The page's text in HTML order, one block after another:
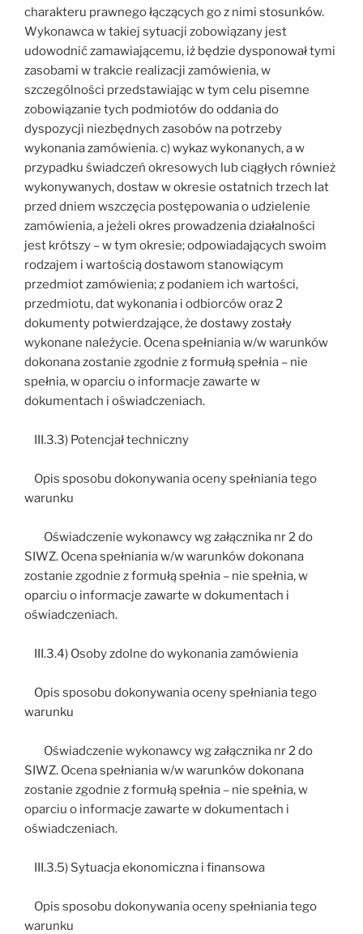
charakteru prawnego łączących go z nimi stosunków.
Wykonawca w takiej sytuacji zobowiązany jest
udowodnić zamawiającemu, iż będzie dysponował tymi
zasobami w trakcie realizacji zamówienia, w
szczególności przedstawiając w tym celu pisemne
zobowiązanie tych podmiotów do oddania do
dyspozycji niezbędnych zasobów na potrzeby
wykonania zamówienia. c) wykaz wykonanych, a w
przypadku świadczeń okresowych lub ciągłych również
wykonywanych, dostaw w okresie ostatnich trzech lat
przed dniem wszczęcia postępowania o udzielenie
zamówienia, a jeżeli okres prowadzenia działalności
jest krótszy – w tym okresie; odpowiadających swoim
rodzajem i wartością dostawom stanowiącym
przedmiot zamówienia; z podaniem ich wartości,
przedmiotu, dat wykonania i odbiorców oraz 2
dokumenty potwierdzające, że dostawy zostały
wykonane należycie. Ocena spełniania w/w warunków
dokonana zostanie zgodnie z formułą spełnia – nie
spełnia, w oparciu o informacje zawarte w
dokumentach i oświadczeniach.
III.3.3) Potencjał techniczny
Opis sposobu dokonywania oceny spełniania tego
warunku
Oświadczenie wykonawcy wg załącznika nr 2 do
SIWZ. Ocena spełniania w/w warunków dokonana
zostanie zgodnie z formułą spełnia – nie spełnia, w
oparciu o informacje zawarte w dokumentach i
oświadczeniach.
III.3.4) Osoby zdolne do wykonania zamówienia
Opis sposobu dokonywania oceny spełniania tego
warunku
Oświadczenie wykonawcy wg załącznika nr 2 do
SIWZ. Ocena spełniania w/w warunków dokonana
zostanie zgodnie z formułą spełnia – nie spełnia, w
oparciu o informacje zawarte w dokumentach i
oświadczeniach.
III.3.5) Sytuacja ekonomiczna i finansowa
Opis sposobu dokonywania oceny spełniania tego
warunku